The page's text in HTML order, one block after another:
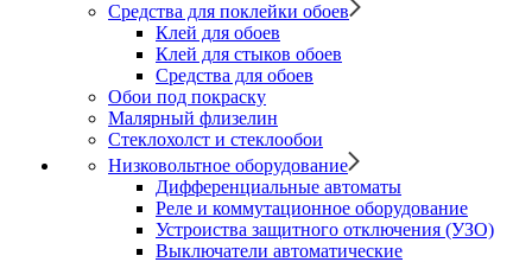
Средства для поклейки обоев
Клей для обоев
Клей для стыков обоев
Средства для обоев
Обои под покраску
Малярный флизелин
Стеклохолст и стеклообои
Низковольтное оборудование
Дифференциальные автоматы
Реле и коммутационное оборудование
Устроиства защитного отключения (УЗО)
Выключатели автоматические